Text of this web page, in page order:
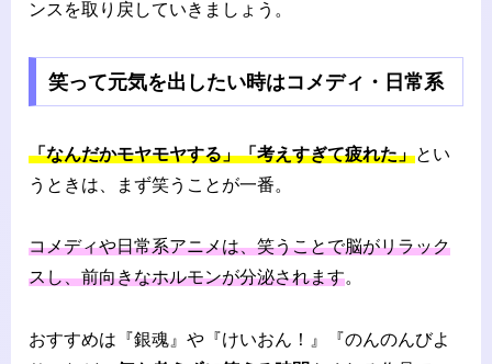
ンスを取り戻していきましょう。
笑って元気を出したい時はコメディ・日常系
「なんだかモヤモヤする」「考えすぎて疲れた」とい
うときは、まず笑うことが一番。
コメディや日常系アニメは、笑うことで脳がリラック
スし、前向きなホルモンが分泌されます。
おすすめは『銀魂』や『けいおん！』『のんのんびよ